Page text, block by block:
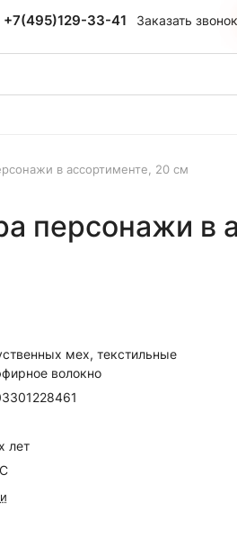
+7(495)129-33-41 Заказать звонок
в ассортименте, 20 см
персонажи в
мех, текстильные
волокно
лет